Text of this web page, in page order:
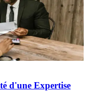
d'une Expertise